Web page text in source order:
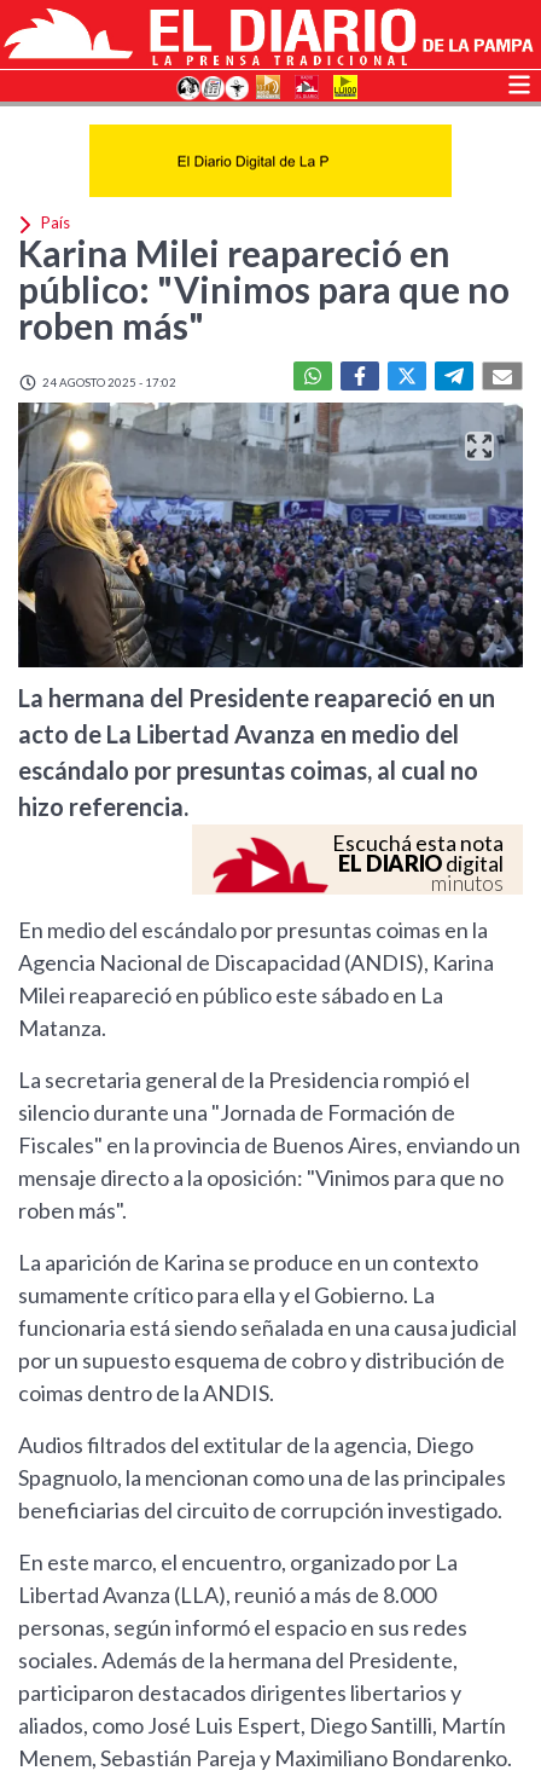
País
Karina Milei reapareció en
público: "Vinimos para que no
roben más"
24 AGOSTO 2025 - 17:02
La hermana del Presidente reapareció en un
acto de La Libertad Avanza en medio del
escándalo por presuntas coimas, al cual no
hizo referencia.
Escuchá esta nota
EL DIARIOdigital
minutos
En medio del escándalo por presuntas coimas en la
Agencia Nacional de Discapacidad (ANDIS), Karina
Milei reapareció en público este sábado en La
Matanza.
La secretaria general de la Presidencia rompió el
silencio durante una "Jornada de Formación de
Fiscales" en la provincia de Buenos Aires, enviando un
mensaje directo a la oposición: "Vinimos para que no
roben más".
La aparición de Karina se produce en un contexto
sumamente crítico para ella y el Gobierno. La
funcionaria está siendo señalada en una causa judicial
por un supuesto esquema de cobro y distribución de
coimas dentro de la ANDIS.
Audios filtrados del extitular de la agencia, Diego
Spagnuolo, la mencionan como una de las principales
beneficiarias del circuito de corrupción investigado.
En este marco, el encuentro, organizado por La
Libertad Avanza (LLA), reunió a más de 8.000
personas, según informó el espacio en sus redes
sociales. Además de la hermana del Presidente,
participaron destacados dirigentes libertarios y
aliados, como José Luis Espert, Diego Santilli, Martín
Menem, Sebastián Pareja y Maximiliano Bondarenko.